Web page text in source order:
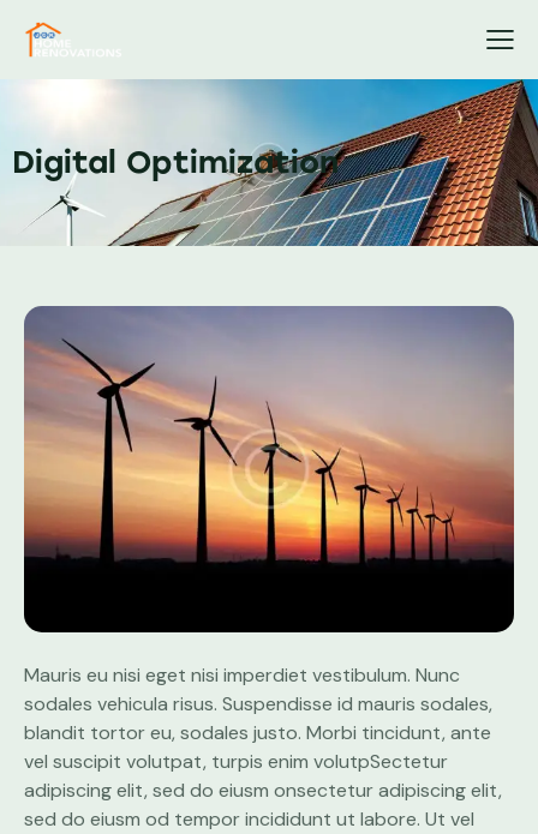
Digital Optimization
Mauris eu nisi eget nisi imperdiet vestibulum. Nunc
sodales vehicula risus. Suspendisse id mauris sodales,
blandit tortor eu, sodales justo. Morbi tincidunt, ante
vel suscipit volutpat, turpis enim volutpSectetur
adipiscing elit, sed do eiusm onsectetur adipiscing elit,
sed do eiusm od tempor incididunt ut labore. Ut vel